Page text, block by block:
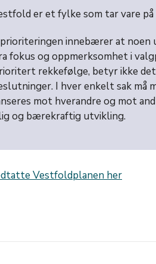
er et fylke som tar vare
innebærer at
fokus og oppmerksomhet i
rekkefølge, betyr ikke
I hver enkelt sak må
mot hverandre og mot
og bærekraftig utvikling.
Vestfoldplanen her